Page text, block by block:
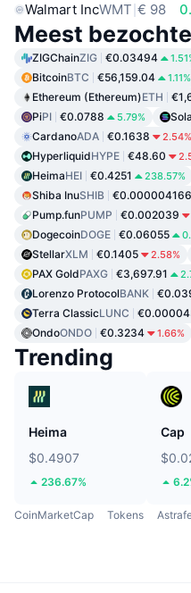
Walmart IncWMT € 98
Meest
ZIGChainZIG €0.03494
BitcoinBTC €56,159.04 1.11%
Ethereum (Ethereum)ETH
PiPI €0.0788 5.79%
CardanoADA €0.1638 2.54%
HyperliquidHYPE €48.60
HeimaHEI €0.4251 238.57%
Shiba InuSHIB €0.000004166
Pump.funPUMP €0.002039
DogecoinDOGE €0.06055
StellarXLM €0.1405 2.58%
PAX GoldPAXG €3,697.91
Lorenzo ProtocolBANK
Terra ClassicLUNC
OndoONDO €0.3234 1.66%
Trending
Heima
$0.4907
236.67%
Cap
CoinMarketCap Tokens